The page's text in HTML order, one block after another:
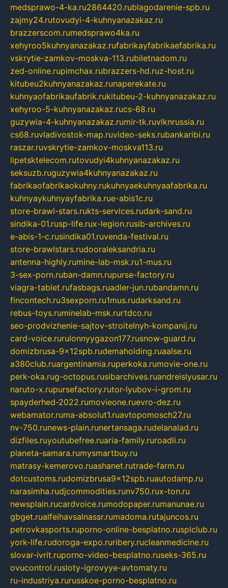
medsprawo-4-ka.ru2864420.rublagodarenie-spb.ru
zajmy24.rutovudyi-4-kuhnyanazakaz.ru
brazzerscom.rumedsprawo4ka.ru
xehyroo5kuhnyanazakaz.rufabrikayfabrikaefabrika.ru
vskrytie-zamkov-moskva-113.rubiletnadom.ru
zed-online.rupimchax.rubrazzers-hd.ruz-host.ru
kitubeu2kuhnyanazakaz.runaperekate.ru
kuhnyaofabrikaufabrik.rukitubeu-2-kuhnyanazakaz.ru
xehyroo-5-kuhnyanazakaz.rucs-68.ru
guzywia-4-kuhnyanazakaz.rumir-tk.ruvlknrussia.ru
cs68.ruvladivostok-map.ruvideo-seks.rubankaribi.ru
raszar.ruvskrytie-zamkov-moskva113.ru
lipetsktelecom.rutovudyi4kuhnyanazakaz.ru
seksuzb.ruguzywia4kuhnyanazakaz.ru
fabrikaofabrikaokuhny.rukuhnyaekuhnyaafabrika.ru
kuhnyaykuhnyayfabrika.rue-abis1c.ru
store-brawl-stars.rukts-services.rudark-sand.ru
sindika-01.rusp-life.rux-legion.rusib-archives.ru
e-abis-1-c.rusindika01.ruvenda-festival.ru
store-brawlstars.rudooraleksandria.ru
antenna-highly.rumine-lab-msk.ru1-mus.ru
3-sex-porn.ruban-damn.rupurse-factory.ru
viagra-tablet.rufasbags.ruadler-jun.rubandamn.ru
fincontech.ru3sexporn.ru1mus.rudarksand.ru
rebus-toys.ruminelab-msk.rurtdco.ru
seo-prodvizhenie-sajtov-stroitelnyh-kompanij.ru
card-voice.rurulonnyygazon177.rusnow-guard.ru
domizbrusa-9x12spb.rudemaholding.ruaalse.ru
a380club.ruargentinamia.ruperkoka.rumovie-one.ru
perk-oka.rug-octopus.rusibarchives.ruandreislyusar.ru
naruto-x.rupursefactory.rutor-lyubov-i-grom.ru
spayderhed-2022.rumovieone.ruevro-dez.ru
webamator.ruma-absolut1.ruavtopomosch27.ru
nv-750.runews-plain.runertansaga.rudelanalad.ru
dizfiles.ruyoutubefree.ruaria-family.ruroadli.ru
planeta-samara.rumysmartbuy.ru
matrasy-kemerovo.ruashanet.rutrade-farm.ru
dotcustoms.rudomizbrusa9x12spb.ruautodamp.ru
narasimha.rudjcommodities.runv750.rux-ton.ru
newsplain.rucardvoice.rumodopaper.rumanunae.ru
gbget.rualfeihavsalnassr.rumadoma.rutajuncos.ru
petrovkasports.ruporno-online-besplatno.rusplclub.ru
york-life.rudoroga-expo.ruribery.rucleanmedicine.ru
slovar-ivrit.ruporno-video-besplatno.ruseks-365.ru
ovucontrol.rusloty-igrovyye-avtomaty.ru
ru-industriya.rurusskoe-porno-besplatno.ru